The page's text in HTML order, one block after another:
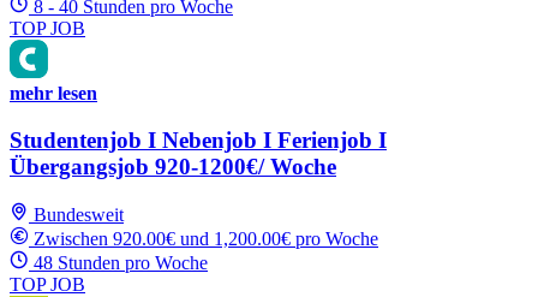
8 - 40 Stunden pro Woche
TOP JOB
mehr lesen
Studentenjob I Nebenjob I Ferienjob I
Übergangsjob 920-1200€/ Woche
Bundesweit
Zwischen 920.00€ und 1,200.00€ pro Woche
48 Stunden pro Woche
TOP JOB